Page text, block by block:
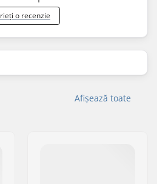
o recenzie
Afișează toate